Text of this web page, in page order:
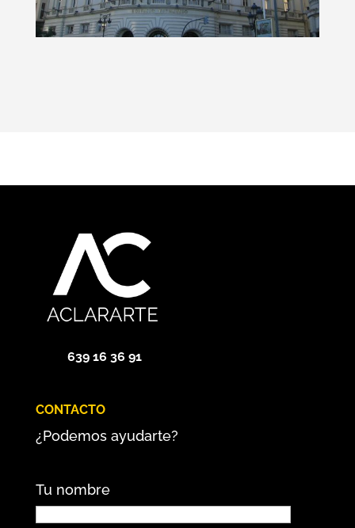
639 16 36 91
CONTACTO
¿Podemos ayudarte?
Tu nombre